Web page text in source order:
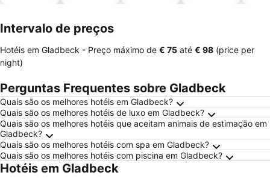
Intervalo de preços
Hotéis em Gladbeck - Preço máximo de ‎€ 75 até ‎€ 98 (price per
night)
Perguntas Frequentes sobre Gladbeck
Quais são os melhores hotéis em Gladbeck?
Quais são os melhores hotéis de luxo em Gladbeck?
Quais são os melhores hotéis que aceitam animais de estimação em
Gladbeck?
Quais são os melhores hotéis com spa em Gladbeck?
Quais são os melhores hotéis com piscina em Gladbeck?
Hotéis em Gladbeck